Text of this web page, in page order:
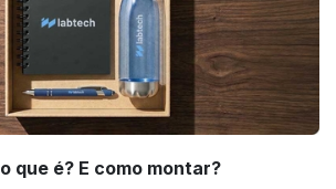
que é? E como montar?